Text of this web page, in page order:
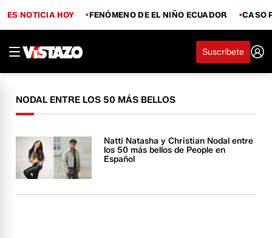
ES NOTICIA HOY FENÓMENO DE EL NIÑO ECUADOR CASO
Suscríbete
NODAL ENTRE LOS 50 MÁS BELLOS
Natti Natasha y Christian Nodal entre
los 50 más bellos de People en
Español